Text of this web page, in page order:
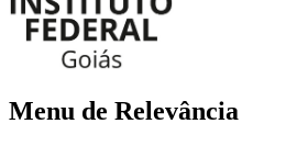
Menu de Relevância